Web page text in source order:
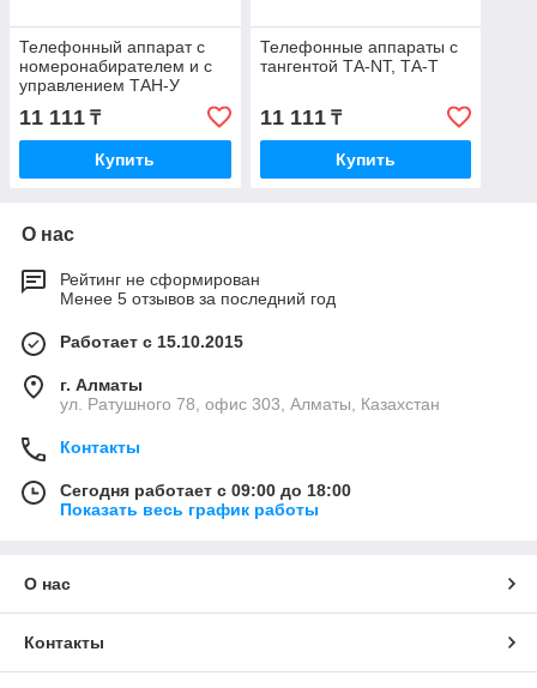
Телефонный аппарат с
номеронабирателем и с
управлением ТАН-У
11 111 ₸
Купить
Телефонные аппараты с
тангентой ТА-NT, ТА-T
11 111₸
Купить
О нас
Рейтинг не сформирован
Менее 5 отзывов за последний год
Работает с 15.10.2015
г. Алматы
ул. Ратушного 78, офис 303, Алматы, Казахстан
Контакты
Сегодня работает с 09:00 до 18:00
Показать весь график работы
О нас
Контакты